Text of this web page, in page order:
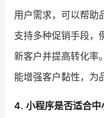
用户需求，可以帮助
支持多种促销手段，
新客户并提高转化率
能增强客户黏性，为
4. 小程序是否适合中